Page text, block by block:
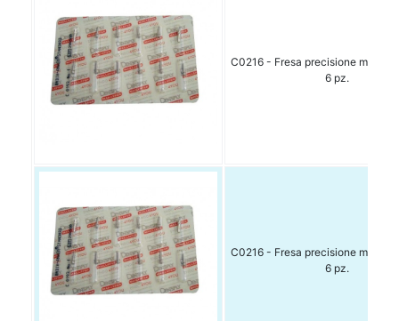
C0216 - Fresa precisione misura
6 pz.
C0216 - Fresa precisione misura
6 pz.